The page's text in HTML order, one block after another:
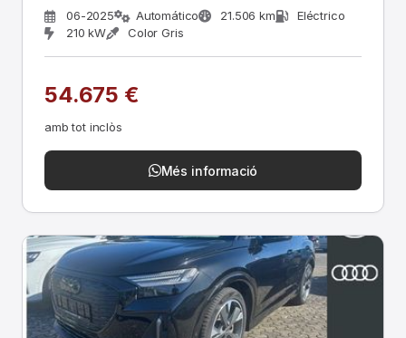
06-2025 Automático 21.506 km
Eléctrico
210 kW
Color Gris
54.675 €
amb tot inclòs
Més informació